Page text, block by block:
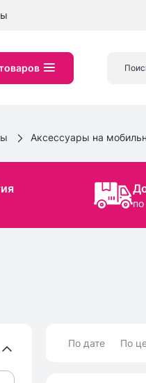
Аксессуары на
По дате По